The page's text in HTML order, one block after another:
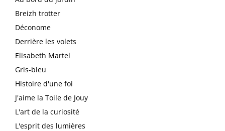
Breizh trotter
Déconome
Derrière les volets
Elisabeth Martel
Gris-bleu
Histoire d'une foi
J'aime la Toile de Jouy
L'art de la curiosité
L'esprit des lumières